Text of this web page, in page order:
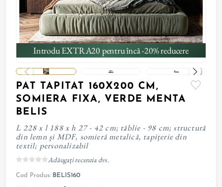
Introdu EXTRA20 pentru încă -20% reducere
PAT TAPITAT 160X200 CM,
SOMIERA FIXA, VERDE MENTA
BELIS
L 228 x l 188 x h 27 - 42 cm; tăblie - 98 cm; structură
din lemn și MDF, somieră metalică, tapițerie din
textil; personalizabil
Adăugați recenzia dvs.
Cod Produs: BELIS160